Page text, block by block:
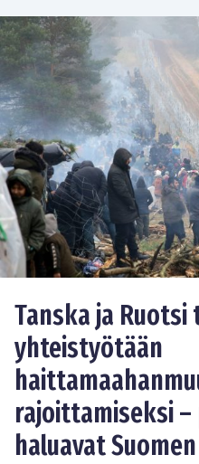
Tanska ja
yhteistyötään
rajoittamiseksi
haluavat